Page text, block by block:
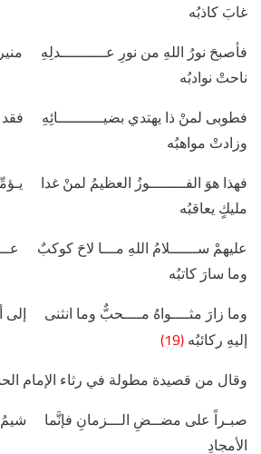
غابَ كاذبُه
فأصبحَ نورُ اللهِ من نورِ عــــــــــدلِهِ
ناحتْ نوادبُه
فطوبى لمنْ ذا يهتدي بضيــــــــــائِهِ فقد
وزادتْ مواهبُه
فهذا هوَ الفــــــــوزُ العظيمُ لمنْ غدا
مليكٍ يعاقبُه
عليهمْ ســــــلامُ اللهِ مـــا لاحَ كوكبٌ
وما سارَ كاتبُه
وما زارَ مثــــواهُ مــــحبٌّ وما انثنى إلى
إليهِ ركائبُه (19)
وقال من قصيدة مطولة في رثاء الإمام الحسين
صبـراً على مضــضِ الـــزمانِ فإنَّما شيمُ
الأمجادِ